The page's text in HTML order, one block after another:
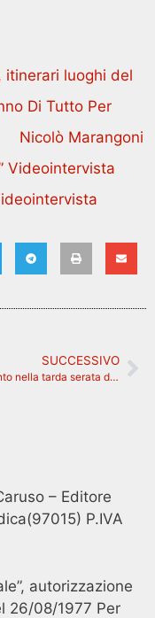
itinerari luoghi del
Di Tutto Per
Nicolò Marangoni
Videointervista
SUCCESSIVO
Si è spento nella tarda serata di ieri il cantante Michele Merlo
– Editore
P.IVA
autorizzazione
26/08/1977 Per